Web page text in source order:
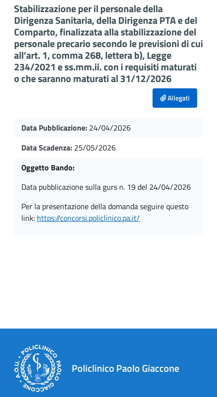
Stabilizzazione per il personale della
Dirigenza Sanitaria, della Dirigenza PTA e del
Comparto, finalizzata alla stabilizzazione del
personale precario secondo le previsioni di cui
all’art. 1, comma 268, lettera b), Legge
234/2021 e ss.mm.ii. con i requisiti maturati
o che saranno maturati al 31/12/2026
Allegati
Data Pubblicazione: 24/04/2026
Data Scadenza: 25/05/2026
Oggetto Bando:
data pubblicazione sulla gurs n. 19 del 24/04/2026
per la presentazione della domanda seguire questo
link: https://concorsi.policlinico.pa.it/
Policlinico Paolo Giaccone